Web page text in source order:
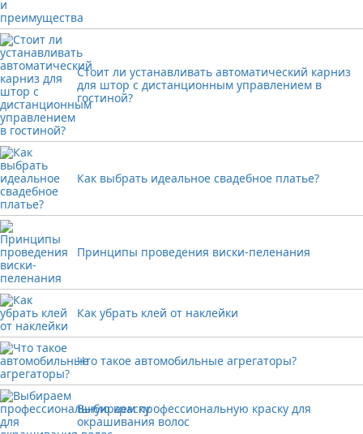
Стоит ли устанавливать автоматический карниз
для штор с дистанционным управлением в
гостиной?
Как выбрать идеальное свадебное платье?
Принципы проведения виски-пеленания
Как убрать клей от наклейки
Что такое автомобильные агрегаторы?
Выбираем профессиональную краску для
окрашивания волос